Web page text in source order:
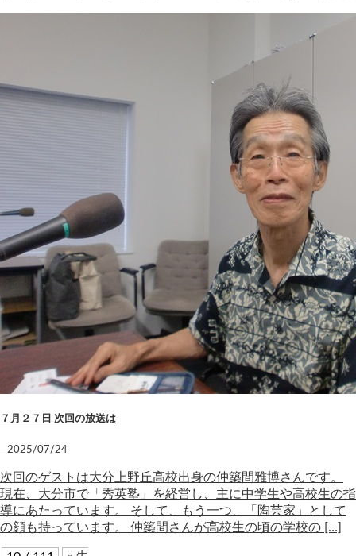
７月２７日 次回の放送は
2025/07/24
次回のゲストは大分上野丘高校出身の仲築間雅博さんです。
現在、大分市で「秀英塾」を経営し、主に中学生や高校生の指
導にあたっています。 そして、もう一つ、「陶芸家」として
の顔も持っています。 仲築間さんが高校生の頃の学校の […]